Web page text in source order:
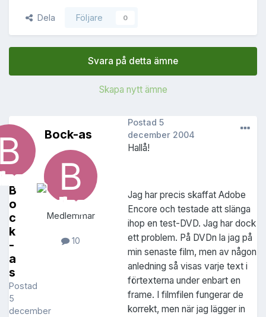
Dela Följare 0
Svara på detta ämne
Skapa nytt ämne
B
o
c
k
-
a
s
Postad
5
december
Bock-as
Medlemmar
10
Postad 5
december 2004
Hallå!
Jag har precis skaffat Adobe
Encore och testade att slänga
ihop en test-DVD. Jag har dock
ett problem. På DVDn la jag på
min senaste film, men av någon
anledning så visas varje text i
förtexterna under enbart en
frame. I filmfilen fungerar de
korrekt, men när jag lägger in